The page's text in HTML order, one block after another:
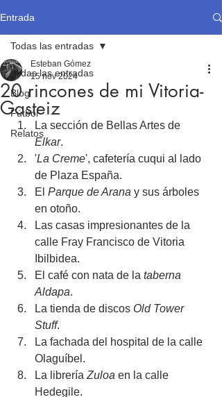
Entrada
Todas las entradas
Blog
Fútbol
Relatos
Todas las entradas
20 rincones de mi Vitoria-
Gasteiz
Esteban Gómez
15 nov 2024
La sección de Bellas Artes de
Elkar.
'La Creme', cafetería cuqui al lado
de Plaza España.
El Parque de Arana y sus árboles
en otoño.
Las casas impresionantes de la
calle Fray Francisco de Vitoria
Ibilbidea.
El café con nata de la taberna
Aldapa.
La tienda de discos Old Tower
Stuff.
La fachada del hospital de la calle
Olaguíbel.
La librería Zuloa en la calle
Hedegile.